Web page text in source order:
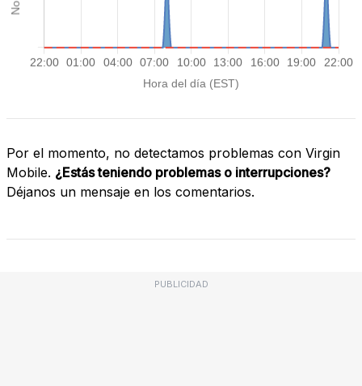
Por el momento, no detectamos problemas con Virgin
Mobile. ¿Estás teniendo problemas o interrupciones?
Déjanos un mensaje en los comentarios.
PUBLICIDAD